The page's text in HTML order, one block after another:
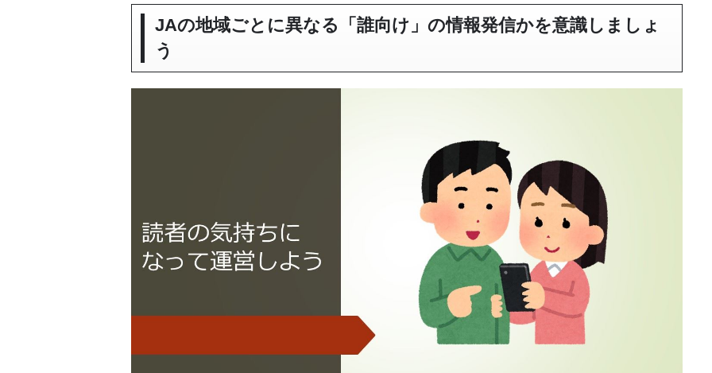
JAの地域ごとに異なる「誰向け」の情報発信かを意識しましょ
う